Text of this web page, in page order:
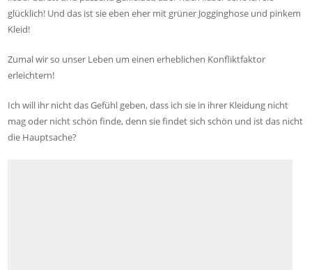
glücklich! Und das ist sie eben eher mit grüner Jogginghose und pinkem
Kleid!
Zumal wir so unser Leben um einen erheblichen Konfliktfaktor
erleichtern!
Ich will ihr nicht das Gefühl geben, dass ich sie in ihrer Kleidung nicht
mag oder nicht schön finde, denn sie findet sich schön und ist das nicht
die Hauptsache?